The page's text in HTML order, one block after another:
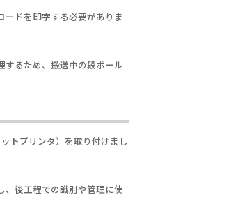
ドを印字する必要がありま
するため、搬送中の段ボール
トプリンタ）を取り付けまし
、後工程での識別や管理に使